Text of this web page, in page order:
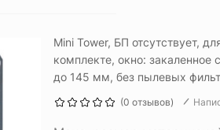
Mini Tower, БП отсутствует,
комплекте, окно:
до 145 мм, без пылевых
(0 отзывов)